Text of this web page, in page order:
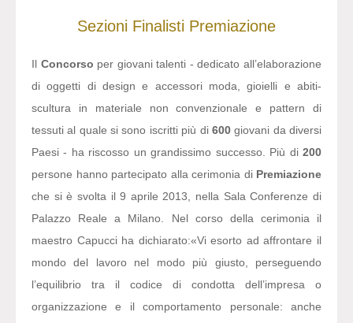
Sezioni Finalisti Premiazione
Il Concorso per giovani talenti - dedicato all’elaborazione
di oggetti di design e accessori moda, gioielli e abiti-
scultura in materiale non convenzionale e pattern di
tessuti al quale si sono iscritti più di 600giovani da diversi
Paesi - ha riscosso un grandissimo successo. Più di 200
persone hanno partecipato alla cerimonia di Premiazione
che si è svolta il 9 aprile 2013, nella Sala Conferenze di
Palazzo Reale a Milano. Nel corso della cerimonia il
maestro Capucci ha dichiarato:«Vi esorto ad affrontare il
mondo del lavoro nel modo più giusto, perseguendo
l’equilibrio tra il codice di condotta dell’impresa o
organizzazione e il comportamento personale: anche